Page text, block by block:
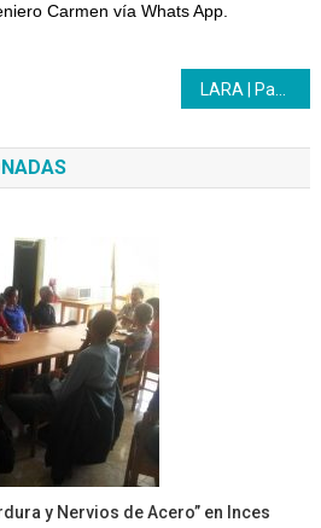
Carmen vía Whats App.
LARA | Para el regreso a clases el Inces entregó kit escolar
y Nervios de Acero” en Inces